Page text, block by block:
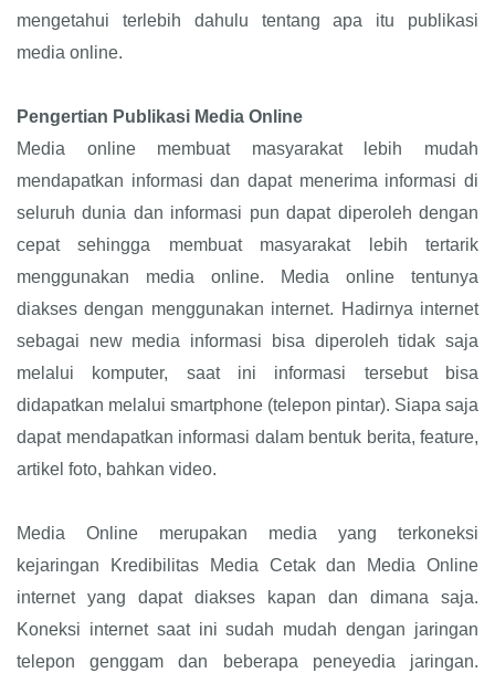
mengetahui terlebih dahulu tentang apa itu publikasi
media online.
Pengertian Publikasi Media Online
Media online membuat masyarakat lebih mudah
mendapatkan informasi dan dapat menerima informasi di
seluruh dunia dan informasi pun dapat diperoleh dengan
cepat sehingga membuat masyarakat lebih tertarik
menggunakan media online. Media online tentunya
diakses dengan menggunakan internet. Hadirnya internet
sebagai new media informasi bisa diperoleh tidak saja
melalui komputer, saat ini informasi tersebut bisa
didapatkan melalui smartphone (telepon pintar). Siapa saja
dapat mendapatkan informasi dalam bentuk berita, feature,
artikel foto, bahkan video.
Media Online merupakan media yang terkoneksi
kejaringan Kredibilitas Media Cetak dan Media Online
internet yang dapat diakses kapan dan dimana saja.
Koneksi internet saat ini sudah mudah dengan jaringan
telepon genggam dan beberapa peneyedia jaringan.